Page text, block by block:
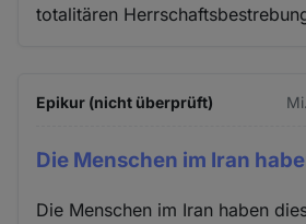
totalitären
Epikur (nicht überprüft)
Die Menschen im Iran
Die Menschen im Iran haben